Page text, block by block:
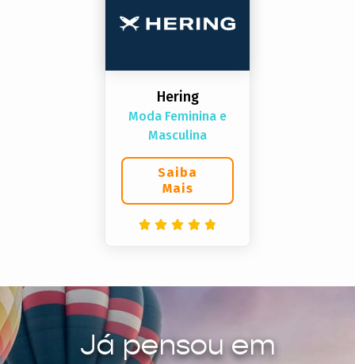
Hering
Moda Feminina e
Masculina
Saiba
Mais
Já pensou em